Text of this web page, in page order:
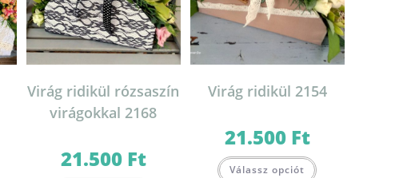
Virág ridikül rózsaszín
virágokkal 2168
21.500 Ft
Virág ridikül 2154
21.500 Ft
Válassz opciót